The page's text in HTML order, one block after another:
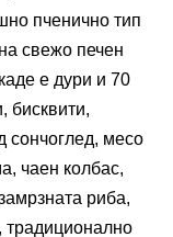
пченично тип
свежо печен
е дури и 70
бисквити,
сончоглед, месо
чаен колбас,
риба,
традиционално